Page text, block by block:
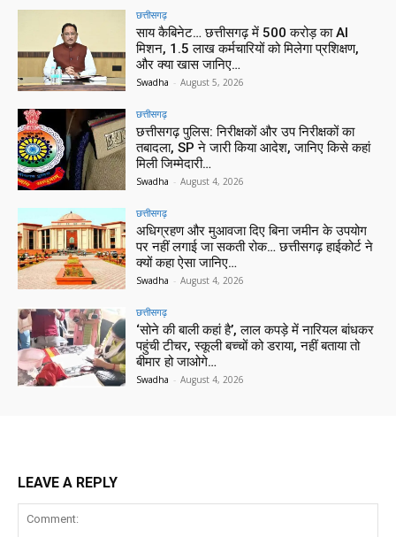
छत्तीसगढ़
साय कैबिनेट… छत्तीसगढ़ में 500 करोड़ का AI
मिशन, 1.5 लाख कर्मचारियों को मिलेगा प्रशिक्षण,
और क्या खास जानिए…
Swadha - August 5, 2026
छत्तीसगढ़
छत्तीसगढ़ पुलिस: निरीक्षकों और उप निरीक्षकों का
तबादला, SP ने जारी किया आदेश, जानिए किसे कहां
मिली जिम्मेदारी…
Swadha - August 4, 2026
छत्तीसगढ़
अधिग्रहण और मुआवजा दिए बिना जमीन के उपयोग
पर नहीं लगाई जा सकती रोक… छत्तीसगढ़ हाईकोर्ट ने
क्यों कहा ऐसा जानिए…
Swadha - August 4, 2026
छत्तीसगढ़
‘सोने की बाली कहां है’, लाल कपड़े में नारियल बांधकर
पहुंची टीचर, स्कूली बच्चों को डराया, नहीं बताया तो
बीमार हो जाओगे…
Swadha - August 4, 2026
LEAVE A REPLY